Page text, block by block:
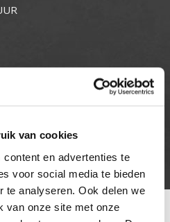
van cookies
en advertenties te
voor social media te bieden
te analyseren. Ook delen we
van onze site met onze